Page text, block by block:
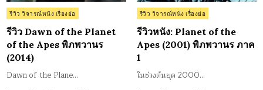
Posted
in
รีวิว วิจารณ์หนัง เรื่องย่อ
รีวิว Dawn of the Planet
of the Apes พิภพวานร
(2014)
Dawn of the Plane…
Posted
in
รีวิว วิจารณ์หนัง เรื่องย่อ
รีวิวหนัง: Planet of the
Apes (2001) พิภพวานร ภาค
1
ในช่วงต้นยุค 2000…